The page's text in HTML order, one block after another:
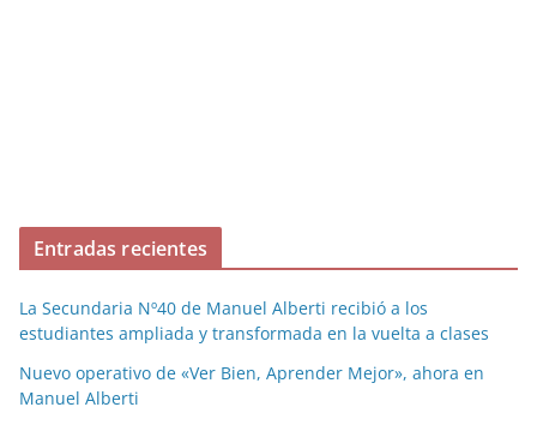
Entradas recientes
La Secundaria Nº40 de Manuel Alberti recibió a los
estudiantes ampliada y transformada en la vuelta a clases
Nuevo operativo de «Ver Bien, Aprender Mejor», ahora en
Manuel Alberti